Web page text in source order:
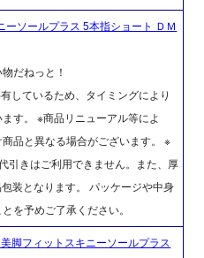
ーソールプラス 5本指ショート ＤＭ
だねっと！
しているため、タイミングにより
す。 ※商品リニューアル等によ
品と異なる場合がございます。 ※
引きはご利用できません。また、厚
装となります。 パッケージや中身
を予めご了承ください。
脚フィットスキニーソールプラス